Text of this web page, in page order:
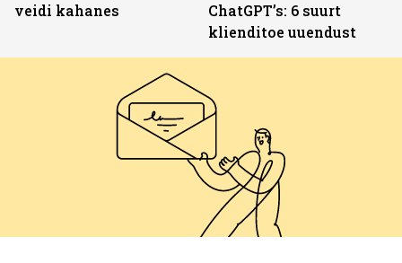
veidi kahanes
ChatGPT’s: 6 suurt
klienditoe uuendust